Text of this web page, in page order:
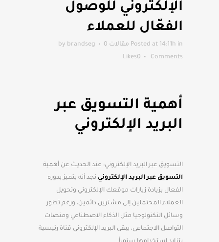
الإلكتروني للوصول
الفعّال للعملاء
Posted at 14:11h in مقالات by brandseg
0
Comments
0
Likes
أهمية التسويق عبر
البريد الإلكتروني
التسويق عبر البريد الإلكتروني: عند الحديث عن أهمية
التسويق عبر البريد الإلكتروني نجد أنه يتميز بدوره
الفعال بزيادة زيارات موقعك الإلكتروني وتحويل
العملاء المحتملين إلى مشترين دائمين، ورغم تطور
وسائل التكنولوجيا مثل الذكاء الاصطناعي ومنصات
التواصل الاجتماعي، يبقى البريد الإلكتروني قناة رئيسية